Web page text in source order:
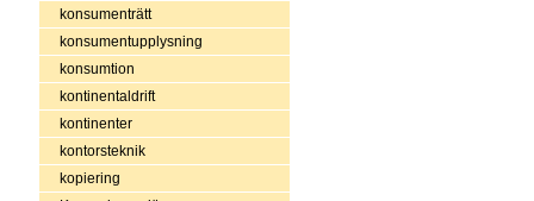
konsumenträtt
konsumentupplysning
konsumtion
kontinentaldrift
kontinenter
kontorsteknik
kopiering